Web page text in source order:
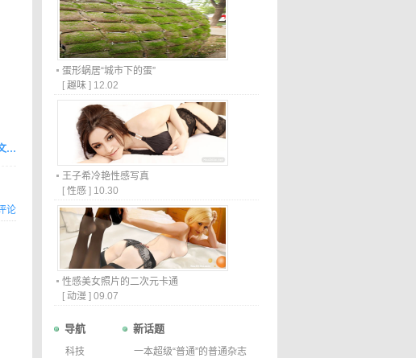
…
论
蛋形蜗居“城市下的蛋”
[ 趣味 ] 12.02
王子希冷艳性感写真
[ 性感 ] 10.30
性感美女照片的二次元卡通
[ 动漫 ] 09.07
导航
科技
新话题
一本超级“普通”的普通杂志